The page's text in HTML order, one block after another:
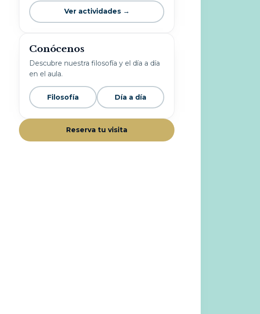
Ver actividades →
Conócenos
Descubre nuestra filosofía y el día a día
en el aula.
Filosofía Día a día
Reserva tu visita